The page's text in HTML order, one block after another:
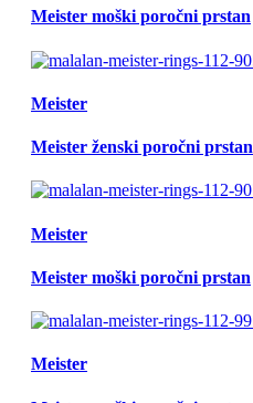
Meister moški poročni prstan
Meister
Meister ženski poročni prstan
Meister
Meister moški poročni prstan
Meister